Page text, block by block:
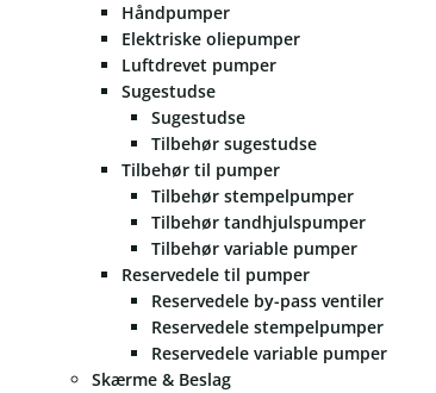
Håndpumper
Elektriske oliepumper
Luftdrevet pumper
Sugestudse
Sugestudse
Tilbehør sugestudse
Tilbehør til pumper
Tilbehør stempelpumper
Tilbehør tandhjulspumper
Tilbehør variable pumper
Reservedele til pumper
Reservedele by-pass ventiler
Reservedele stempelpumper
Reservedele variable pumper
Skærme & Beslag